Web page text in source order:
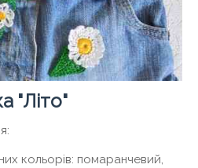
"Літо"
кольорів: помаранчевий,